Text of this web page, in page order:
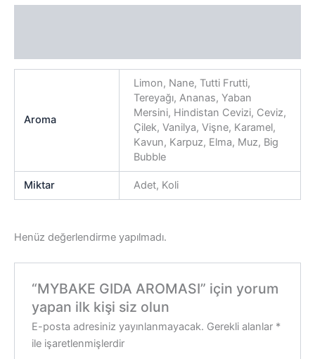
Aroma
Limon, Nane, Tutti Frutti,
Tereyağı, Ananas, Yaban
Mersini, Hindistan Cevizi, Ceviz,
Çilek, Vanilya, Vişne, Karamel,
Kavun, Karpuz, Elma, Muz, Big
Bubble
Miktar Adet, Koli
Henüz değerlendirme yapılmadı.
“MYBAKE GIDA AROMASI” için yorum
yapan ilk kişi siz olun
E-posta adresiniz yayınlanmayacak. Gerekli alanlar *
ile işaretlenmişlerdir